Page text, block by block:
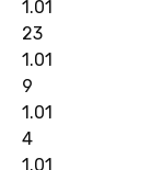
1.01
23
1.01
9
1.01
4
1.01